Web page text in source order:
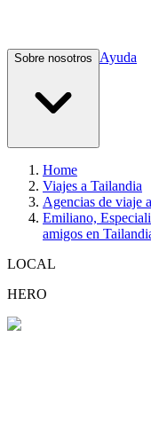
Sobre nosotros Ayuda
Home
Viajes a Tailandia
Agencias de viaje
Emiliano,
amigos en
LOCAL
HERO